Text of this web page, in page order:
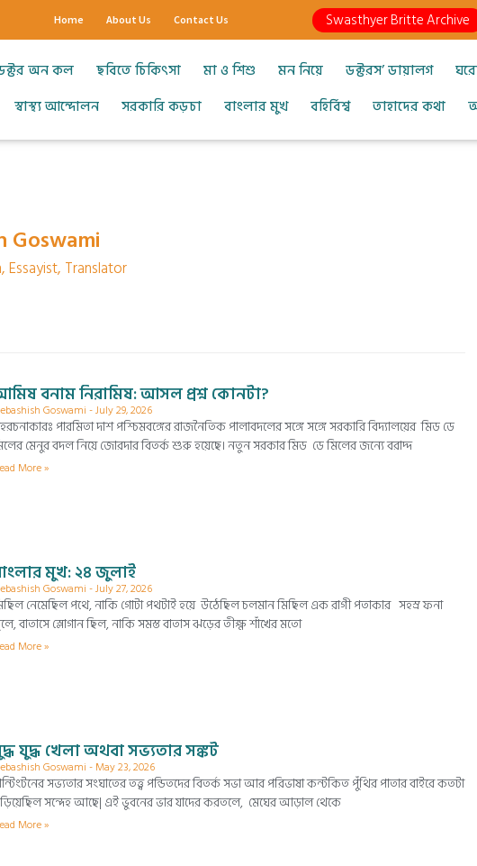
Home About Us Contact Us Swasthyer Britte Archive
অন কল ছবিতে চিকিৎসা মা ও শিশু মন নিয়ে ডক্টরস’ ডায়ালগ
স্বাস্থ্য আন্দোলন
সরকারি কড়চা বাংলার মুখ বহির্বিশ্ব তাহাদের কথা
Goswami
Essayist, Translator
বনাম নিরামিষ: আসল প্রশ্ন কোনটা?
Goswami July 29, 2026
পারমিতা দাশ পশ্চিমবঙ্গের রাজনৈতিক পালাবদলের সঙ্গে সঙ্গে সরকারি বিদ্যালয়ের মিড ডে
মেনুর বদল নিয়ে জোরদার বিতর্ক শুরু হয়েছে। নতুন সরকার মিড ডে মিলের জন্যে বরাদ্দ
More »
মুখ: ২৪ জুলাই
Goswami July 27, 2026
নেমেছিল পথে, নাকি গোটা পথটাই হয়ে উঠেছিল চলমান মিছিল এক রাগী পতাকার সহস্র ফনা
বাতাসে স্লোগান ছিল, নাকি সমস্ত বাতাস ঝড়ের তীক্ষ্ণ শাঁখের মতো
More »
যুদ্ধ খেলা অথবা সভ্যতার সঙ্কট
Goswami May 23, 2026
সভ্যতার সংঘাতের তত্ত্ব পন্ডিতদের বিতর্ক সভা আর পরিভাষা কন্টকিত পুঁথির পাতার বাইরে কতটা
সন্দেহ আছে| এই ভুবনের ভার যাদের করতলে, মেঘের আড়াল থেকে
More »